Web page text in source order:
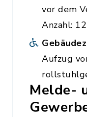
vor dem
Anzahl: 12
Aufzug
Melde-